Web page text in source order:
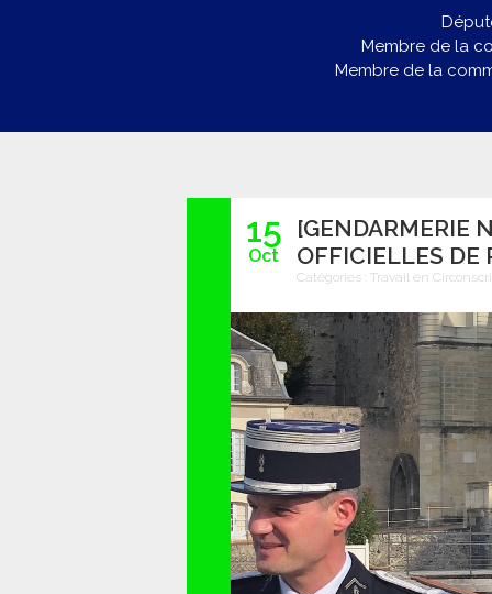
Membre de la
Membre de la
15
Oct
[GENDARMERIE
OFFICIELLES DE
Catégories : Travail en